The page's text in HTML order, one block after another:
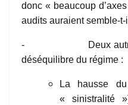
donc « beaucoup
audits auraient semble-
- Deux autres
déséquilibre du régime :
La hausse
« sinistralité